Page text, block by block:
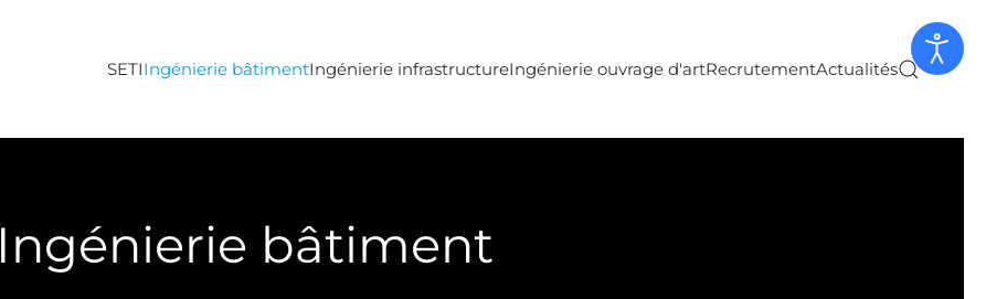
SETIIngénierie bâtimentIngénierie infrastructureIngénierie ouvrage d'artRecrutementActualités
Ingénierie bâtiment